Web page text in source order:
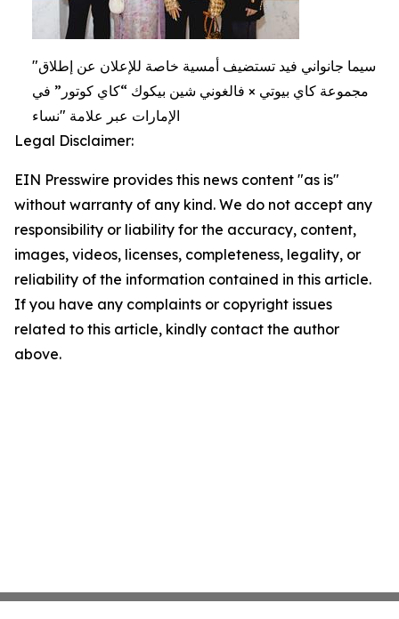
"سيما جانواني فيد تستضيف أمسية خاصة للإعلان عن إطلاق
مجموعة كاي بيوتي × فالغوني شين بيكوك “كاي كوتور” في
الإمارات عبر علامة "نساء
Legal Disclaimer:
EIN Presswire provides this news content "as is"
without warranty of any kind. We do not accept any
responsibility or liability for the accuracy, content,
images, videos, licenses, completeness, legality, or
reliability of the information contained in this article.
If you have any complaints or copyright issues
related to this article, kindly contact the author
above.